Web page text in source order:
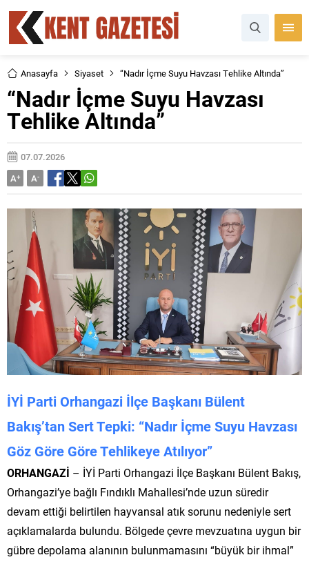
Anasayfa Siyaset “Nadır İçme Suyu Havzası Tehlike Altında”
“Nadır İçme Suyu Havzası
Tehlike Altında”
07.07.2026
A+ A-
İYİ Parti Orhangazi İlçe Başkanı Bülent
Bakış’tan Sert Tepki: “Nadır İçme Suyu Havzası
Göz Göre Göre Tehlikeye Atılıyor”
ORHANGAZİ – İYİ Parti Orhangazi İlçe Başkanı Bülent Bakış,
Orhangazi’ye bağlı Fındıklı Mahallesi’nde uzun süredir
devam ettiği belirtilen hayvansal atık sorunu nedeniyle sert
açıklamalarda bulundu. Bölgede çevre mevzuatına uygun bir
gübre depolama alanının bulunmamasını “büyük bir ihmal”